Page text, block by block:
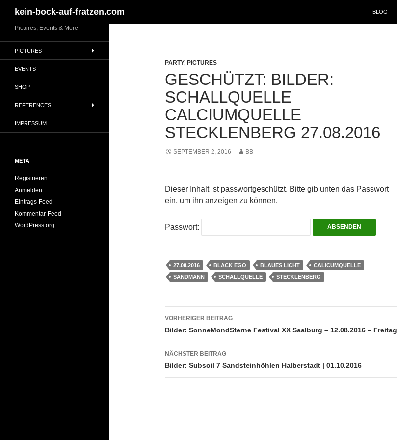
Inhalt
springen
kein-bock-auf-fratzen.com BLOG
PARTY, PICTURES
GESCHÜTZT: BILDER:
SCHALLQUELLE
CALCIUMQUELLE
STECKLENBERG 27.08.2016
SEPTEMBER 2, 2016 BB
Dieser Inhalt ist passwortgeschützt. Bitte gib unten das Passwort
ein, um ihn anzeigen zu können.
Passwort:
27.08.2016 BLACK EGO BLAUES LICHT
CALICUMQUELLE
SANDMANN
SCHALLQUELLE STECKLENBERG
Beitragsnavigation
VORHERIGER BEITRAG
Bilder: SonneMondSterne Festival XX Saalburg – 12.08.2016 – Freitag
NÄCHSTER BEITRAG
Bilder: Subsoil 7 Sandsteinhöhlen Halberstadt | 01.10.2016
Pictures, Events & More
PICTURES
EVENTS
SHOP
REFERENCES
IMPRESSUM
META
Registrieren
Anmelden
Eintrags-Feed
Kommentar-Feed
WordPress.org